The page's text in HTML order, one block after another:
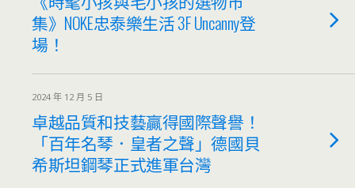
集》NOKE忠泰樂生活 3F Uncanny登
場！
2024 年 12 月 5 日
卓越品質和技藝贏得國際聲譽！
「百年名琴．皇者之聲」德國貝
希斯坦鋼琴正式進軍台灣